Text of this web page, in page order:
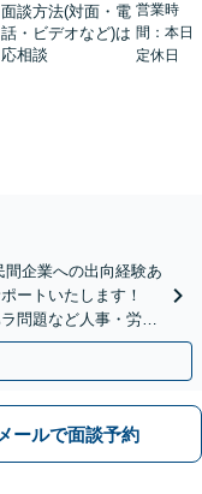
面談方法(対面・電
話・ビデオなど)は
応相談
営業時
間：本日
定休日
間企業への出向経験あ
ートいたします！
問題など人事・労務
メールで面談予約